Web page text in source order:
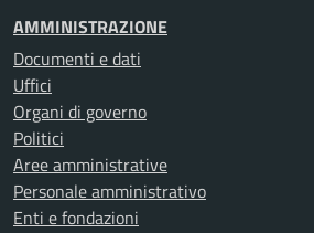
AMMINISTRAZIONE
Documenti e dati
Uffici
Organi di governo
Politici
Aree amministrative
Personale amministrativo
Enti e fondazioni